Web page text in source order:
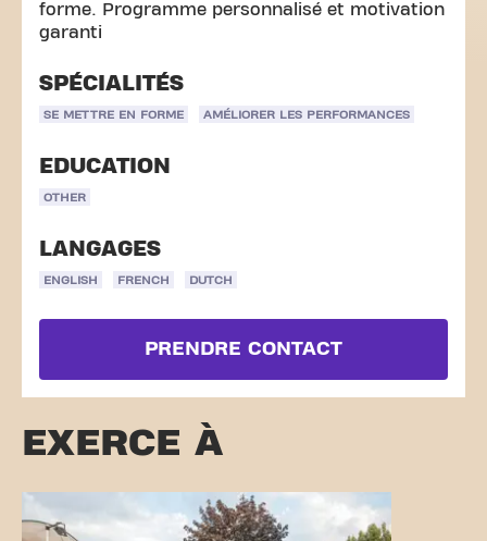
forme. Programme personnalisé et motivation
garanti
SPÉCIALITÉS
SE METTRE EN FORME AMÉLIORER LES PERFORMANCES
EDUCATION
OTHER
LANGAGES
ENGLISH FRENCH DUTCH
PRENDRE CONTACT
EXERCE À